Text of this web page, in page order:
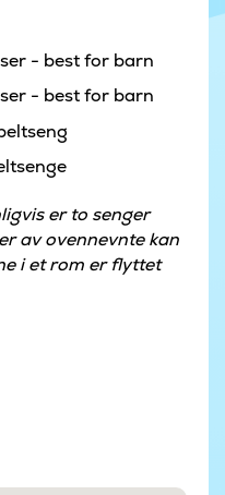
- best for barn
- best for barn
er to senger
av ovennevnte kan
i et rom er flyttet